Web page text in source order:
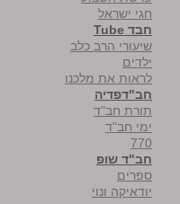
חגי ישראל
חבד Tube
שיעורי הרב כלב
ילדים
לראות את מלכנו
חב"דפדיה
תורת חב"ד
ימי חב"ד
770
חב"ד שופ
ספרים
יודאיקה ונוי